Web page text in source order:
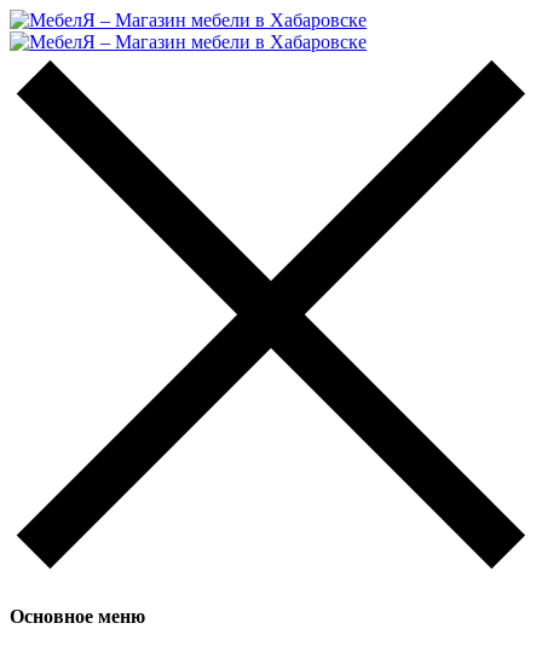
Основное меню